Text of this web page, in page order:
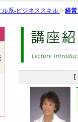
ル系-ビジネススキル > 経